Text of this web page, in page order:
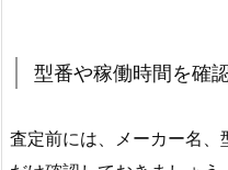
型番や稼働時間を確
査定前には、メーカー名、